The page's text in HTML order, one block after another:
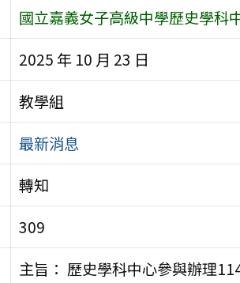
國立嘉義女子高級中學歷史學
2025 年 10 月 23 日
教學組
最新消息
轉知
309
主旨： 歷史學科中心參與辦理